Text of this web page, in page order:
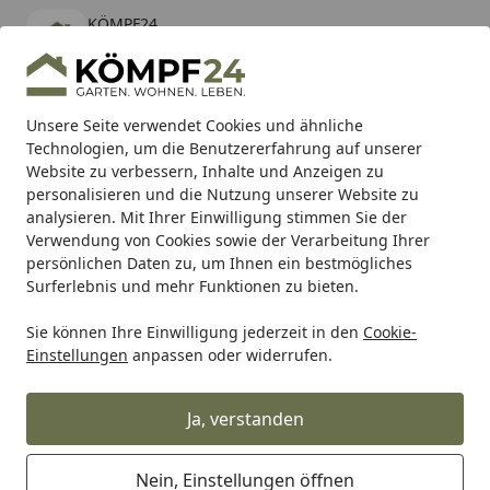
Unsere Seite verwendet Cookies und ähnliche
Technologien, um die Benutzererfahrung auf unserer
Website zu verbessern, Inhalte und Anzeigen zu
personalisieren und die Nutzung unserer Website zu
analysieren. Mit Ihrer Einwilligung stimmen Sie der
Verwendung von Cookies sowie der Verarbeitung Ihrer
persönlichen Daten zu, um Ihnen ein bestmögliches
Surferlebnis und mehr Funktionen zu bieten.
Sie können Ihre Einwilligung jederzeit in den Cookie-
Einstellungen anpassen oder widerrufen.
Ja, verstanden
Nein, Einstellungen öffnen
KÖMPF24
kostenlos - Im App Store
Hotline
Alle Produkte
Mein Konto
Suchen
Karibu Pools inkl. gratis Sandfilteranlage & Pool-
Starterset (Gesamtwert bis 468,99€)
Startseite
Zaun Sichtschutzzaun Aluminium Sichtschutz Zäune
TraumGarten SYSTEM Rhombus
Einzeltor Wunsch-Farbe 98 x 180 cm